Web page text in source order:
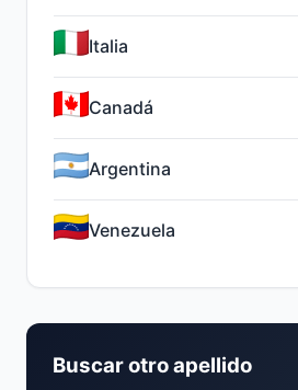
Italia
Canadá
Argentina
Venezuela
Buscar otro apellido